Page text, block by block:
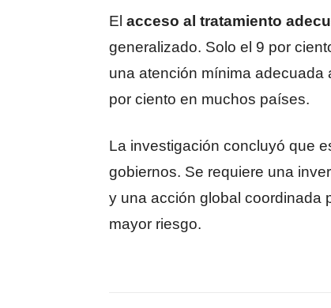
El acceso al tratamiento
generalizado. Solo el 9 por
una atención mínima adecuada
por ciento en muchos países.
La investigación concluyó que
gobiernos. Se requiere una
y una acción global coordinada
mayor riesgo.